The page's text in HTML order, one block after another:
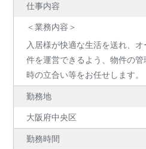
仕事内容
＜業務内容＞
入居様が快適な生活を送れ、
件を運営できるよう、物件の
時の立合い等をお任せします。
勤務地
大阪府中央区
勤務時間